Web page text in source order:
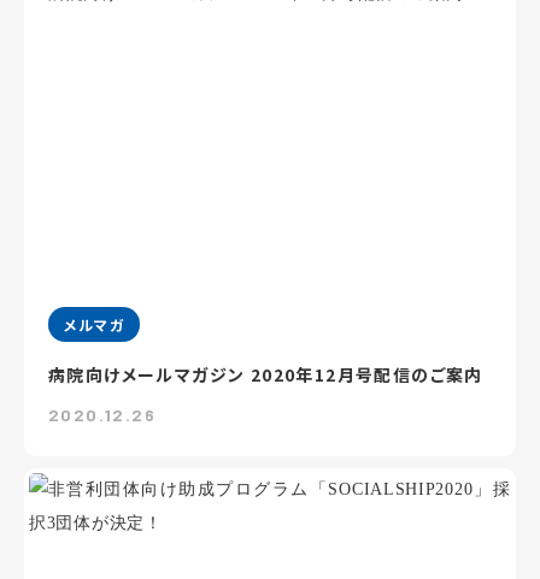
メルマガ
病院向けメールマガジン 2020年12月号配信のご案内
2020.12.26